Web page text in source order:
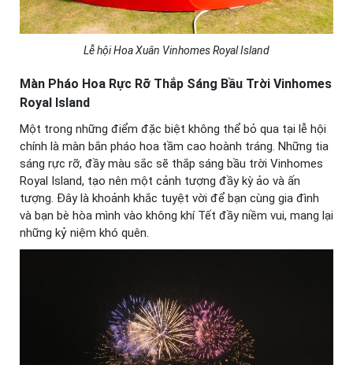
Lễ hội Hoa Xuân Vinhomes Royal Island
Màn Pháo Hoa Rực Rỡ Thắp Sáng Bầu Trời Vinhomes
Royal Island
Một trong những điểm đặc biệt không thể bỏ qua tại lễ hội
chính là màn bắn pháo hoa tầm cao hoành tráng. Những tia
sáng rực rỡ, đầy màu sắc sẽ thắp sáng bầu trời Vinhomes
Royal Island, tạo nên một cảnh tượng đầy kỳ ảo và ấn
tượng. Đây là khoảnh khắc tuyệt vời để bạn cùng gia đình
và bạn bè hòa mình vào không khí Tết đầy niềm vui, mang lại
những kỷ niệm khó quên.